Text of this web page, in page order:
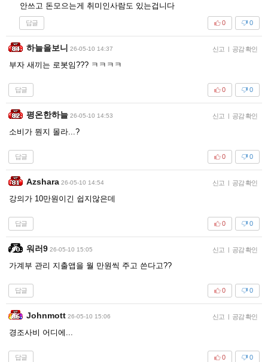
안쓰고 돈모으는게 취미인사람도 있는겁니다
답글 0
0
하늘을보니 26-05-10 14:37 신고 | 공감 확인
부자 새끼는 로봇임??? ㅋㅋㅋㅋ
답글 0
0
평온한하늘 26-05-10 14:53 신고 | 공감 확인
소비가 뭔지 몰라...?
답글 0
0
Azshara 26-05-10 14:54 신고 | 공감 확인
강의가 10만원이긴 쉽지않은데
답글 0
0
워러9 26-05-10 15:05 신고 | 공감 확인
가계부 관리 지출앱을 월 만원씩 주고 쓴다고??
답글 0
0
Johnmott 26-05-10 15:06 신고 | 공감 확인
경조사비 어디에...
답글 0
0